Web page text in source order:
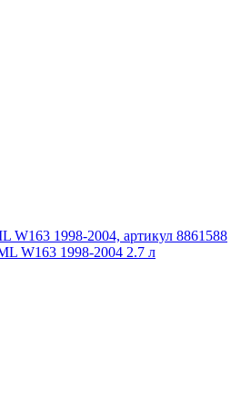
W163 1998-2004, артикул 8861588
W163 1998-2004 2.7 л